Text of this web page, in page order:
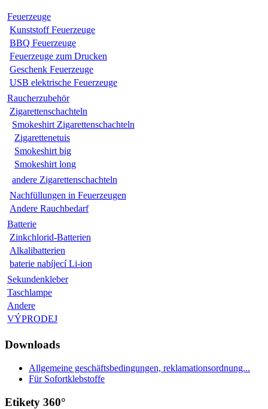
Feuerzeuge
Kunststoff Feuerzeuge
BBQ Feuerzeuge
Feuerzeuge zum Drucken
Geschenk Feuerzeuge
USB elektrische Feuerzeuge
Raucherzubehör
Zigarettenschachteln
Smokeshirt Zigarettenschachteln
Zigarettenetuis
Smokeshirt big
Smokeshirt long
andere Zigarettenschachteln
Nachfüllungen in Feuerzeugen
Andere Rauchbedarf
Batterie
Zinkchlorid-Batterien
Alkalibatterien
baterie nabíjecí Li-ion
Sekundenkleber
Taschlampe
Andere
VÝPRODEJ
Downloads
Allgemeine geschäftsbedingungen, reklamationsordnung...
Für Sofortklebstoffe
Etikety 360°